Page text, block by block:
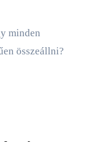
összeállni?